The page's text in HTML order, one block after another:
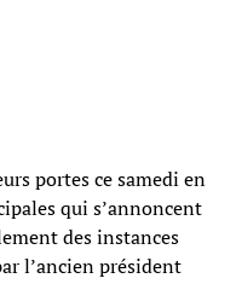
portes ce samedi en
qui s’annoncent
des instances
l’ancien président